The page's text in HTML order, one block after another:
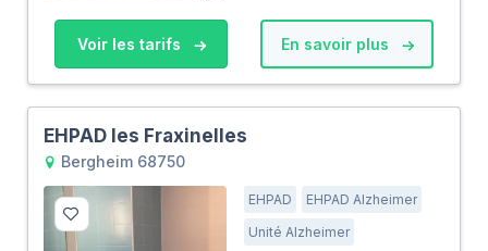
Voir les tarifs En savoir plus
EHPAD les Fraxinelles
Bergheim 68750
EHPAD
EHPAD Alzheimer
Unité Alzheimer